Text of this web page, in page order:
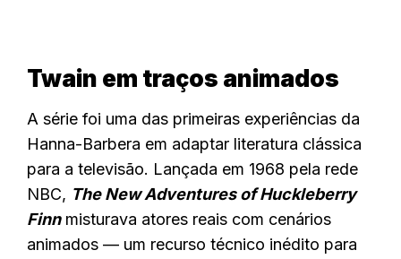
Twain em traços animados
A série foi uma das primeiras experiências da
Hanna-Barbera em adaptar literatura clássica
para a televisão. Lançada em 1968 pela rede
NBC, The New Adventures of Huckleberry
Finnmisturava atores reais com cenários
animados — um recurso técnico inédito para